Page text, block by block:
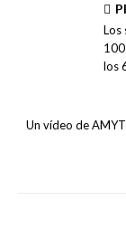
Los
los
Un vídeo de